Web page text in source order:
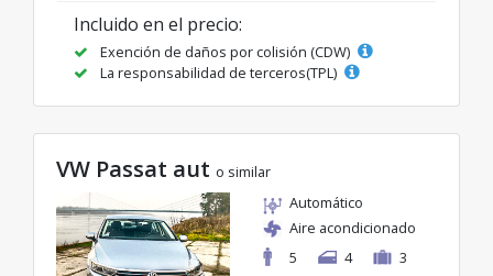
Incluido en el precio:
Exención de daños por colisión (CDW)
La responsabilidad de terceros(TPL)
VW Passat aut o similar
Automático
Aire acondicionado
5
4 3